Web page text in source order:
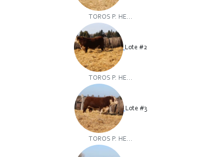
TOROS P. HE...
Lote #2
TOROS P. HE...
Lote #3
TOROS P. HE...